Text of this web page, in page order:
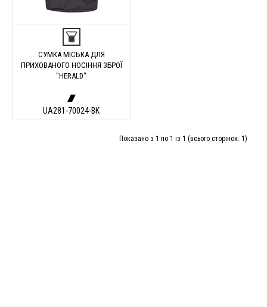
СУМКА МІСЬКА ДЛЯ
ПРИХОВАНОГО НОСІННЯ ЗБРОЇ
"HERALD"
UA281-70024-BK
Показано з 1 по 1 із 1 (всього сторінок: 1)